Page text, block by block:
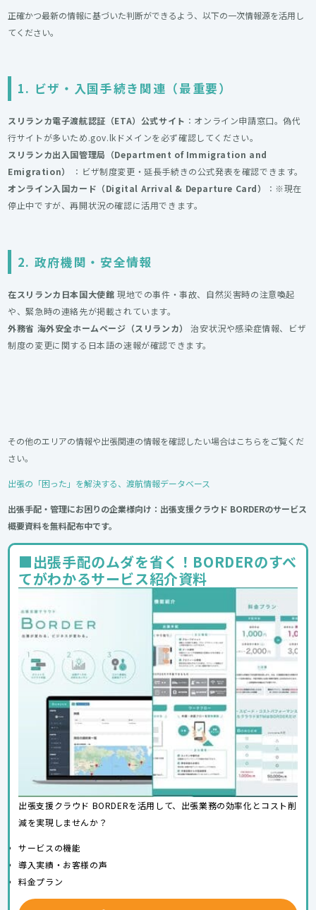
正確かつ最新の情報に基づいた判断ができるよう、以下の一次情報源を活用し
てください。
1. ビザ・入国手続き関連（最重要）
スリランカ電子渡航認証（ETA）公式サイト ：オンライン申請窓口。偽代
行サイトが多いため.gov.lkドメインを必ず確認してください。
スリランカ出入国管理局（Department of Immigration and
Emigration）
：ビザ制度変更・延長手続きの公式発表を確認できます。
オンライン入国カード（Digital Arrival & Departure Card）
：※現在
停止中ですが、再開状況の確認に活用できます。
2. 政府機関・安全情報
在スリランカ日本国大使館 現地での事件・事故、自然災害時の注意喚起
や、緊急時の連絡先が掲載されています。
外務省 海外安全ホームページ（スリランカ）
治安状況や感染症情報、ビザ
制度の変更に関する日本語の速報が確認できます。
その他のエリアの情報や出張関連の情報を確認したい場合はこちらをご覧くだ
さい。
出張の「困った」を解決する、渡航情報データベース
出張手配・管理にお困りの企業様向け：出張支援クラウド BORDERのサービス
概要資料を無料配布中です。
■出張手配のムダを省く！BORDERのすべ
てがわかるサービス紹介資料
出張支援クラウド BORDERを活用して、出張業務の効率化とコスト削
減を実現しませんか？
サービスの機能
導入実績・お客様の声
料金プラン